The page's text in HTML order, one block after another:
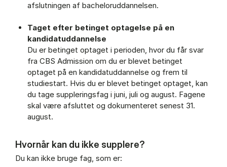
afslutningen af bacheloruddannelsen.
Taget efter betinget optagelse på en
kandidatuddannelse
Du er betinget optaget i perioden, hvor du får svar
fra CBS Admission om du er blevet betinget
optaget på en kandidatuddannelse og frem til
studiestart. Hvis du er blevet betinget optaget, kan
du tage suppleringsfag i juni, juli og august. Fagene
skal være afsluttet og dokumenteret senest 31.
august.
Hvornår kan du ikke supplere?
Du kan ikke bruge fag, som er: